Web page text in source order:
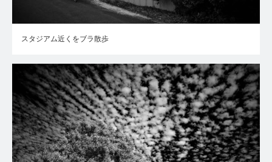
スタジアム近くをブラ散歩